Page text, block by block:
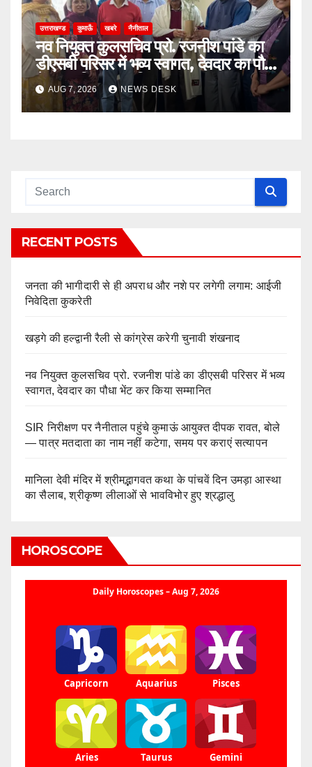
उत्तराखण्ड कुमाऊँ खबरे नैनीताल
नव नियुक्त कुलसचिव प्रो. रजनीश पांडे का
डीएसबी परिसर में भव्य स्वागत, देवदार का पौधा
भेंट कर किया सम्मानित
AUG 7, 2026 NEWS DESK
RECENT POSTS
जनता की भागीदारी से ही अपराध और नशे पर लगेगी लगाम: आईजी
निवेदिता कुकरेती
खड़गे की हल्द्वानी रैली से कांग्रेस करेगी चुनावी शंखनाद
नव नियुक्त कुलसचिव प्रो. रजनीश पांडे का डीएसबी परिसर में भव्य
स्वागत, देवदार का पौधा भेंट कर किया सम्मानित
SIR निरीक्षण पर नैनीताल पहुंचे कुमाऊं आयुक्त दीपक रावत, बोले
— पात्र मतदाता का नाम नहीं कटेगा, समय पर कराएं सत्यापन
मानिला देवी मंदिर में श्रीमद्भागवत कथा के पांचवें दिन उमड़ा आस्था
का सैलाब, श्रीकृष्ण लीलाओं से भावविभोर हुए श्रद्धालु
HOROSCOPE